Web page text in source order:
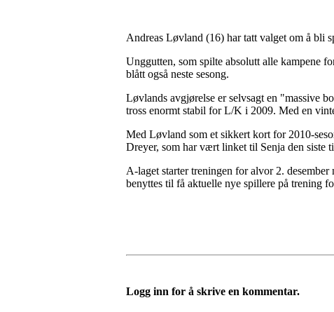
Andreas Løvland (16) har tatt valget om å bli
Unggutten, som spilte absolutt alle kampene
blått også neste sesong.
Løvlands avgjørelse er selvsagt en "massive
tross enormt stabil for L/K i 2009. Med en
Med Løvland som et sikkert kort for 2010-
Dreyer, som har vært linket til Senja den siste
A-laget starter treningen for alvor 2.
benyttes til få aktuelle nye spillere på trening
Logg inn for å skrive en kommentar.